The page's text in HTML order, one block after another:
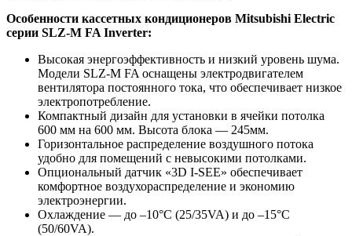
Особенности кассетных кондиционеров Mitsubishi Electric
серии SLZ-M FA Inverter:
Высокая энергоэффективность и низкий уровень шума.
Модели SLZ-M FA оснащены электродвигателем
вентилятора постоянного тока, что обеспечивает низкое
электропотребление.
Компактный дизайн для установки в ячейки потолка
600 мм на 600 мм. Высота блока — 245мм.
Горизонтальное раcпределение воздушного потока
удобно для помещений с невысокими потолками.
Опциональный датчик «3D I-SEE» обеспечивает
комфортное воздухораспределение и экономию
электроэнергии.
Охлаждение — до –10°С (25/35VA) и до –15°С
(50/60VA).